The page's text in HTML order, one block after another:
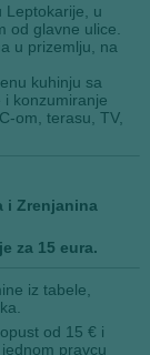
Leptokarije, u
od glavne ulice.
u prizemlju, na
kuhinju sa
konzumiranje
om, terasu, TV,
i Zrenjanina
za 15 eura.
iz tabele,
od 15 € i
pravcu